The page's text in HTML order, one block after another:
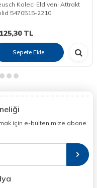
Kaleci Eldiveni Attrakt
5470515-2210
TL
Sepete Ekle
için e-bültenimize abone